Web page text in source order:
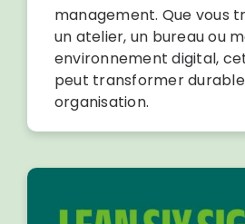
management. Que vous
un atelier, un bureau ou
environnement digital,
peut transformer
organisation.